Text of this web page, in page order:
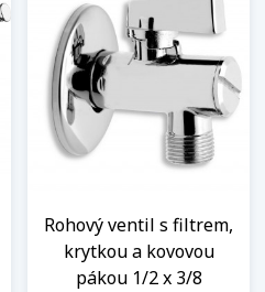
Rohový ventil s filtrem,
krytkou a kovovou
pákou 1/2 x 3/8